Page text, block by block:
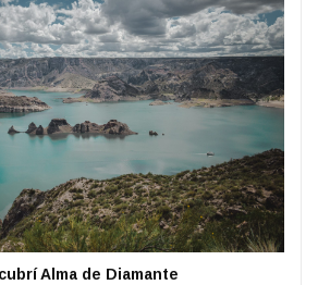
Alma de Diamante